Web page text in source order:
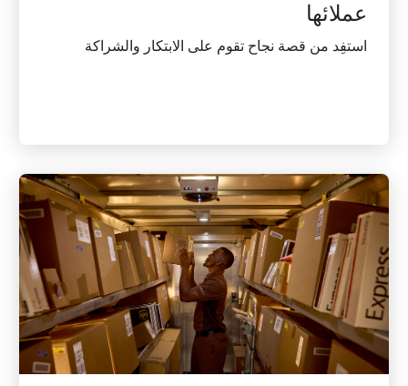
عملائها
استفِد من قصة نجاح تقوم على الابتكار والشراكة